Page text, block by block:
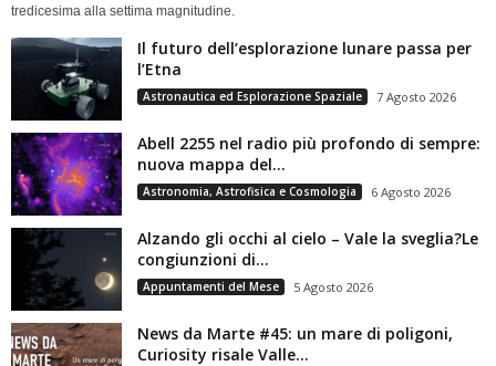
tredicesima alla settima magnitudine.
Il futuro dell’esplorazione lunare passa per
l’Etna
Astronautica ed Esplorazione Spaziale 7 Agosto 2026
Abell 2255 nel radio più profondo di sempre:
nuova mappa del...
Astronomia, Astrofisica e Cosmologia 6 Agosto 2026
Alzando gli occhi al cielo – Vale la sveglia?Le
congiunzioni di...
Appuntamenti del Mese 5 Agosto 2026
News da Marte #45: un mare di poligoni,
Curiosity risale Valle...